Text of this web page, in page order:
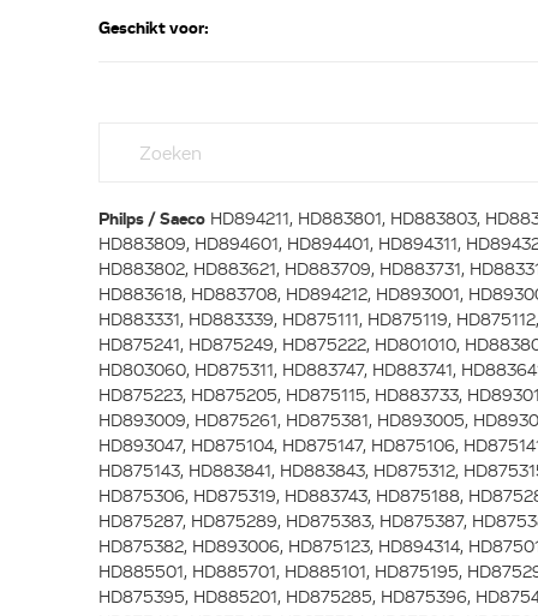
Geschikt voor:
Philps / Saeco HD894211, HD883801, HD883803,
HD883809, HD894601, HD894401, HD894311,
HD883802, HD883621, HD883709, HD883731,
HD883618, HD883708, HD894212, HD893001,
HD883331, HD883339, HD875111, HD875119, HD875112,
HD875241, HD875249, HD875222, HD801010,
HD803060, HD875311, HD883747, HD883741,
HD875223, HD875205, HD875115, HD883733,
HD893009, HD875261, HD875381, HD893005,
HD893047, HD875104, HD875147, HD875106,
HD875143, HD883841, HD883843, HD875312,
HD875306, HD875319, HD883743, HD875188,
HD875287, HD875289, HD875383, HD875387,
HD875382, HD893006, HD875123, HD894314,
HD885501, HD885701, HD885101, HD875195,
HD875395, HD885201, HD875285, HD875396,